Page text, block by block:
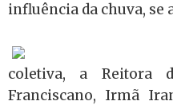
influência da chuva, se
coletiva, a Reitora
Franciscano, Irmã